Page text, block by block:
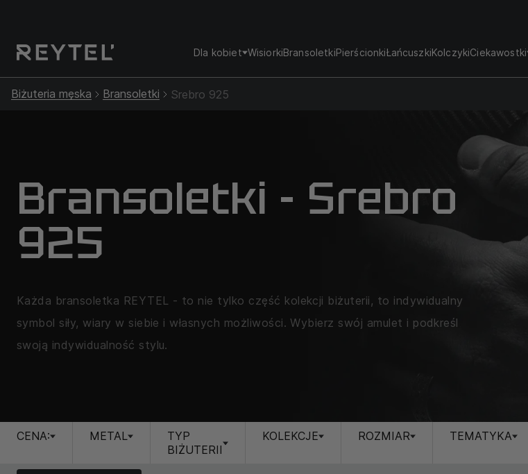
Dla kobiet WisiorkiBransoletkiPierścionkiŁańcuszkiKolczykiCiekawostki
Biżuteria męska Bransoletki Srebro 925
Bransoletki - Srebro
925
Każda bransoletka REYTEL - to nie tylko część kolekcji biżuterii, to indywidualny
symbol siły, wiary w siebie i własnych możliwości. Wybierz swój amulet i podkreśl
swoją indywidualność stylu.
CENA: METAL
TYP
BIŻUTERII
KOLEKCJE ROZMIAR TEMATYKA